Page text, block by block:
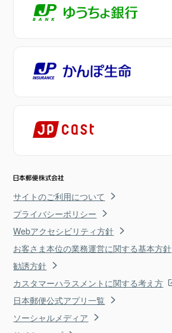
サイトのご利用について
プライバシーポリシー
Webアクセシビリティ方針
お客さま本位の業務運営に関する基本方針
勧誘方針
カスタマーハラスメントに関する考え方
日本郵便公式アプリ一覧
ソーシャルメディア